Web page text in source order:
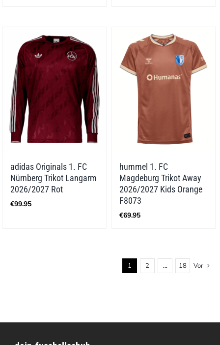
adidas Originals 1. FC
Nürnberg Trikot Langarm
2026/2027 Rot
€99.95
hummel 1. FC
Magdeburg Trikot Away
2026/2027 Kids Orange
F8073
€69.95
1 2 … 18 Vor